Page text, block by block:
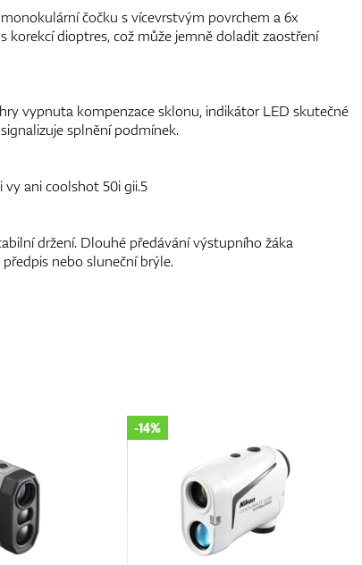
čočku s vícevrstvým povrchem a 6x
korekcí dioptres, což může jemně doladit zaostření
vypnuta kompenzace sklonu, indikátor LED skutečné
splnění podmínek.
ani coolshot 50i gii.5
držení. Dlouhé předávání výstupního žáka
nebo sluneční brýle.
-10%